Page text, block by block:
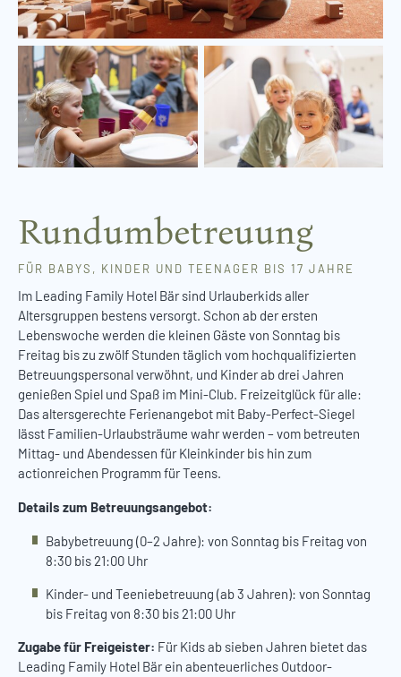
Rundumbetreuung
FÜR BABYS, KINDER UND TEENAGER BIS 17 JAHRE
Im Leading Family Hotel Bär sind Urlauberkids aller
Altersgruppen bestens versorgt. Schon ab der ersten
Lebenswoche werden die kleinen Gäste von Sonntag bis
Freitag bis zu zwölf Stunden täglich vom hochqualifizierten
Betreuungspersonal verwöhnt, und Kinder ab drei Jahren
genießen Spiel und Spaß im Mini-Club. Freizeitglück für alle:
Das altersgerechte Ferienangebot mit Baby-Perfect-Siegel
lässt Familien-Urlaubsträume wahr werden – vom betreuten
Mittag- und Abendessen für Kleinkinder bis hin zum
actionreichen Programm für Teens.
Details zum Betreuungsangebot:
Babybetreuung (0–2 Jahre): von Sonntag bis Freitag von
8:30 bis 21:00 Uhr
Kinder- und Teeniebetreuung (ab 3 Jahren): von Sonntag
bis Freitag von 8:30 bis 21:00 Uhr
Zugabe für Freigeister: Für Kids ab sieben Jahren bietet das
Leading Family Hotel Bär ein abenteuerliches Outdoor-